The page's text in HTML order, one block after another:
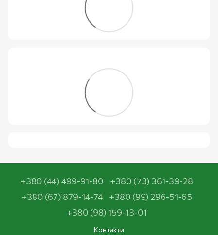
+380 (44) 499-91-80
+380 (73) 361-39-28
+380 (67) 879-14-74
+380 (99) 296-51-65
+380 (98) 159-13-01
Контакти